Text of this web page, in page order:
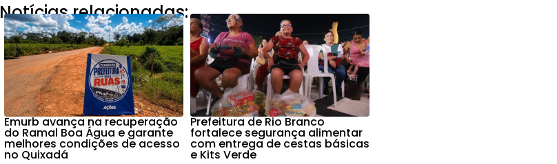
Notícias relacionadas:
Emurb avança na recuperação
do Ramal Boa Água e garante
melhores condições de acesso
no Quixadá
Prefeitura de Rio Branco
fortalece segurança alimentar
com entrega de cestas básicas
e Kits Verde